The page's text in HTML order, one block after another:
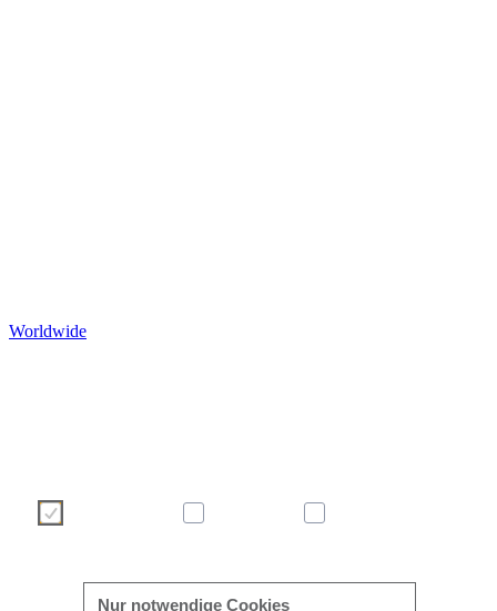
Worldwide
Nur notwendige Cookies